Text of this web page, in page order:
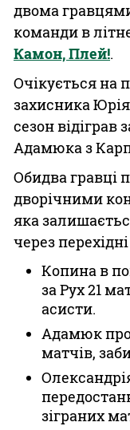
двома
команди в
Камон, Плей!.
Очікується на
захисника
сезон відіграв
Адамюка з
Обидва гравці
дворічними
яка
через
Копина в
за Рух 21
асисти.
Адамюк
матчів,
зіграних